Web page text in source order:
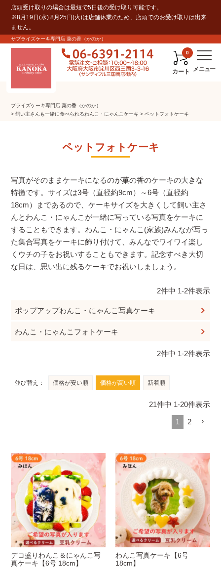
店頭受け取りの場合は最短で5日後の受け取り可能です。
※8月19日(水) 8月25日(火)は店舗休業のため、店頭でのお受け取りは出来
ません。
サプライズケーキ専門店 菓の香（かのか）
0
カート
プライズケーキ専⾨店 菓の⾹（かのか）
飼い主さんも一緒に食べられるわんこ・にゃんこケーキ
ペットフォトケーキ
ペットフォトケーキ
写真がそのままケーキになるのが菓の香のケーキの大きな
特徴です。サイズは3号（直径約9cm）～6号（直径約
18cm）まであるので、ケーキサイズを大きくして飼い主さ
んとわんこ・にゃんこが一緒に写っている写真をケーキに
することもできます。わんこ・にゃんこ(家族)みんなが写っ
た集合写真をケーキに飾り付けて、みんなでワイワイ楽し
くウチの子をお祝いすることもできます。記念すべき大切
な日は、思い出に残るケーキでお祝いしましょう。
2件中 1-2件表示
ポップアップわんこ・にゃんこ写真ケーキ
わんこ・にゃんこフォトケーキ
2件中 1-2件表示
並び替え 価格が安い順 価格が高い順 新着順
21件中 1-20件表示
1 2
デコ盛りわんこ＆にゃんこ写
真ケーキ【6号 18cm】
わんこ写真ケーキ【6号
18cm】